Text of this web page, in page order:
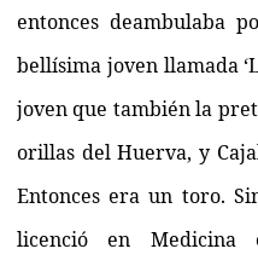
entonces deambulaba
bellísima joven llamada
joven que también la
orillas del Huerva, y
Entonces era un toro.
licenció en Medicina